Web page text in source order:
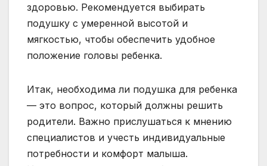
здоровью. Рекомендуется выбирать
подушку с умеренной высотой и
мягкостью, чтобы обеспечить удобное
положение головы ребенка.
Итак, необходима ли подушка для ребенка
— это вопрос, который должны решить
родители. Важно прислушаться к мнению
специалистов и учесть индивидуальные
потребности и комфорт малыша.